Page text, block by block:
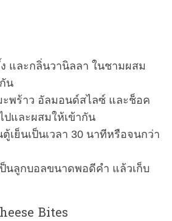
และกลิ่นวานิลลา ในชามผสม
น
ะพร้าว อัลมอนด์สไลซ์ และช็อค
ปและผสมให้เข้ากัน
เย็นเป็นเวลา 30 นาทีหรือจนกว่า
นลูกบอลขนาดพอดีคำ แล้วเก็บ
Bites